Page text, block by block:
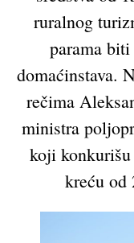
ruralnog
parama
domaćinstava.
rečima
ministra
koji
kreću od